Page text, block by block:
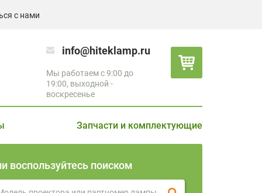
с нами
info@hiteklamp.ru
Мы работаем с 9:00 до
19:00, выходной -
воскресенье
Запчасти и комплектующие
воспользуйтесь поиском